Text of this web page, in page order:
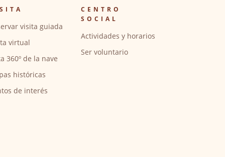
visita guiada
virtual
360º de la nave
históricas
de interés
CENTRO
SOCIAL
Actividades y horarios
Ser voluntario